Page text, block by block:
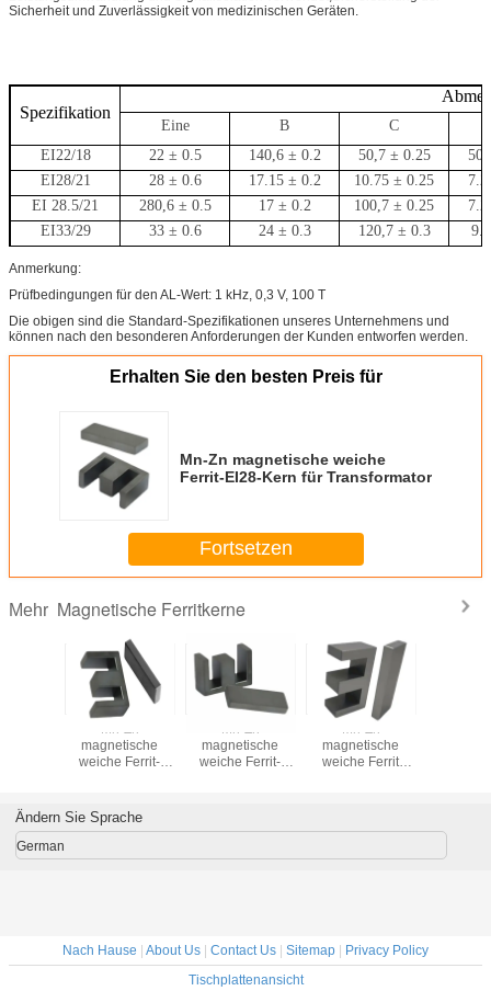
Sicherheit und Zuverlässigkeit von medizinischen Geräten.
Spezifikation
Eine B
C
EI22/18
22 ± 0.5 140,6 ± 0.2 50,7 ± 0.25
EI28/21
28 ± 0.6 17.15 ± 0.2 10.75 ± 0.25
EI 28.5/21
280,6 ± 0.5 17 ± 0.2 100,7 ± 0.25
EI33/29
33 ± 0.6 24 ± 0.3 120,7 ± 0.3
Anmerkung:
Prüfbedingungen für den AL-Wert: 1 kHz, 0,3 V, 100 T
Die obigen sind die Standard-Spezifikationen unseres Unternehmens und
können nach den besonderen Anforderungen der Kunden entworfen werden.
Erhalten Sie den besten Preis für
Mn-Zn magnetische weiche
Ferrit-EI28-Kern für Transformator
Fortsetzen
Mehr Magnetische Ferritkerne
Mn-Zn
magnetische
weiche Ferrit-
Mn-Zn
magnetische
weiche Ferrit-
Mn-Zn
magnetische
weiche Ferrit
Ändern Sie Sprache
German
Nach Hause | About Us | Contact Us | Sitemap | Privacy Policy
Tischplattenansicht